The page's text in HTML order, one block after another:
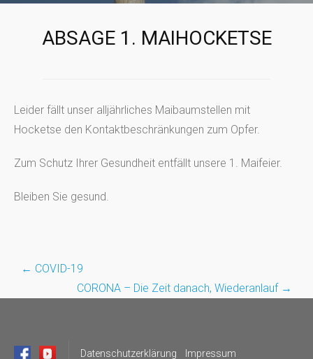
ABSAGE 1. MAIHOCKETSE
Leider fällt unser alljährliches Maibaumstellen mit
Hocketse den Kontaktbeschränkungen zum Opfer.
Zum Schutz Ihrer Gesundheit entfällt unsere 1. Maifeier.
Bleiben Sie gesund.
← COVID-19
CORONA – Die Zeit danach, Wiederanlauf →
Datenschutzerklärung Impressum